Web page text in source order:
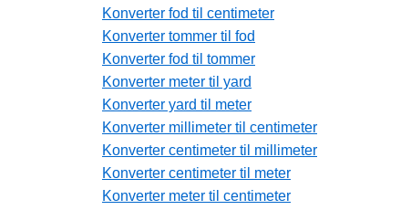
Konverter fod til centimeter
Konverter tommer til fod
Konverter fod til tommer
Konverter meter til yard
Konverter yard til meter
Konverter millimeter til centimeter
Konverter centimeter til millimeter
Konverter centimeter til meter
Konverter meter til centimeter